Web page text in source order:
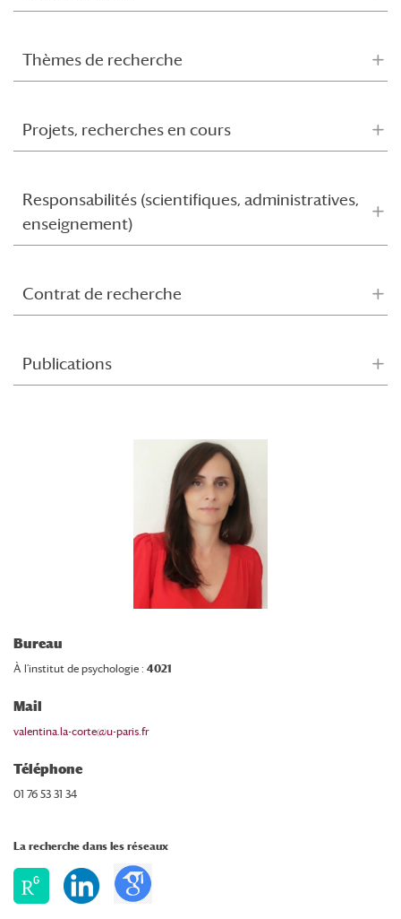
Thèmes de recherche
Projets, recherches en cours
Responsabilités (scientifiques, administratives,
enseignement)
Contrat de recherche
Publications
Bureau
À l’institut de psychologie : 4021
Mail
valentina.la-corte@u-paris.fr
Téléphone
01 76 53 31 34
La recherche dans les réseaux